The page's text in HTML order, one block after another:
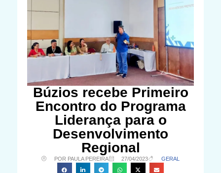
Búzios recebe Primeiro
Encontro do Programa
Liderança para o
Desenvolvimento
Regional
POR PAULA PEREIRA 27/04/2023 GERAL